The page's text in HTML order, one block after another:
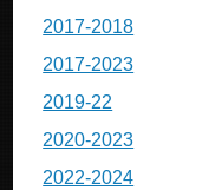
2017-2018
2017-2023
2019-22
2020-2023
2022-2024